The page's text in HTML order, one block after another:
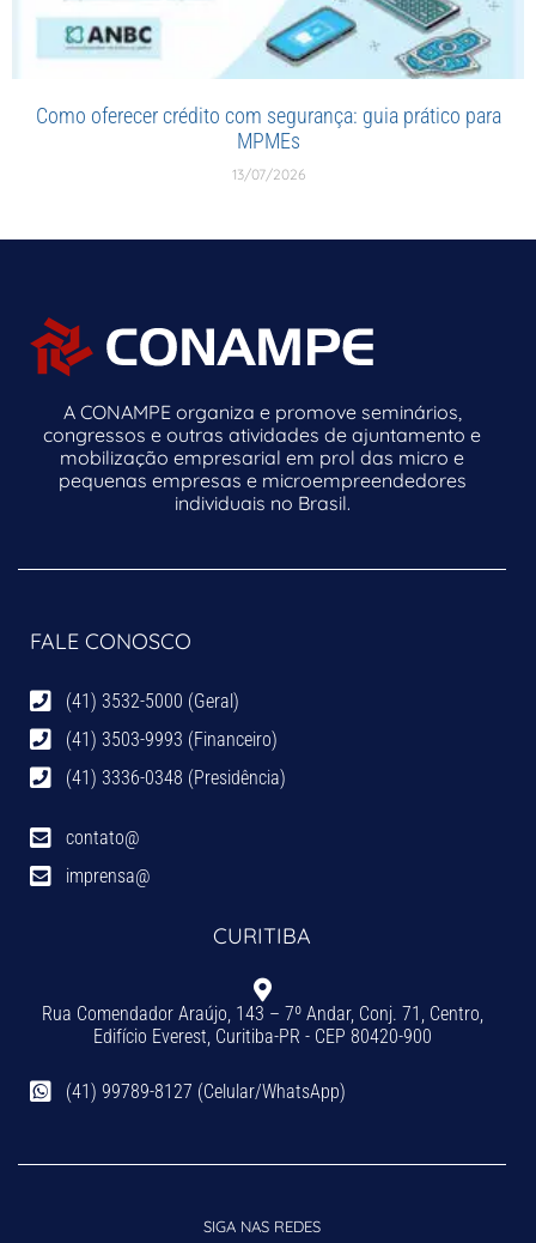
Como oferecer crédito com segurança: guia prático para
MPMEs
13/07/2026
A CONAMPE organiza e promove seminários,
congressos e outras atividades de ajuntamento e
mobilização empresarial em prol das micro e
pequenas empresas e microempreendedores
individuais no Brasil.
FALE CONOSCO
(41) 3532-5000 (Geral)
(41) 3503-9993 (Financeiro)
(41) 3336-0348 (Presidência)
contato@
imprensa@
CURITIBA
Rua Comendador Araújo, 143 – 7º Andar, Conj. 71, Centro,
Edifício Everest, Curitiba-PR - CEP 80420-900
(41) 99789-8127 (Celular/WhatsApp)
SIGA NAS REDES